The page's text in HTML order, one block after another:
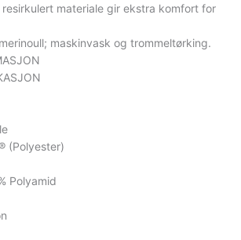
resirkulert materiale gir ekstra komfort for
maskinvask og trommeltørking.
(Polyester)
Polyamid